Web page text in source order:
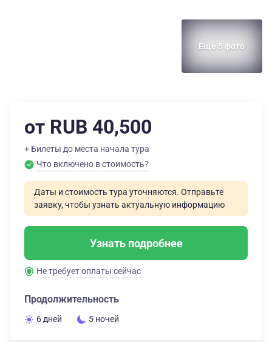
Еще 5 фото
от RUB 40,500
+ Билеты до места начала тура
Что включено в стоимость?
Даты и стоимость тура уточняются. Отправьте
заявку, чтобы узнать актуальную информацию
Узнать подробнее
Не требует оплаты сейчас
Продолжительность
6 дней 5 ночей